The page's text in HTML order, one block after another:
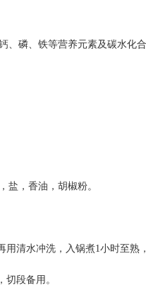
、磷、铁等营养元素及碳水化
盐，香油，胡椒粉。
用清水冲洗，入锅煮1小时至熟
切段备用。